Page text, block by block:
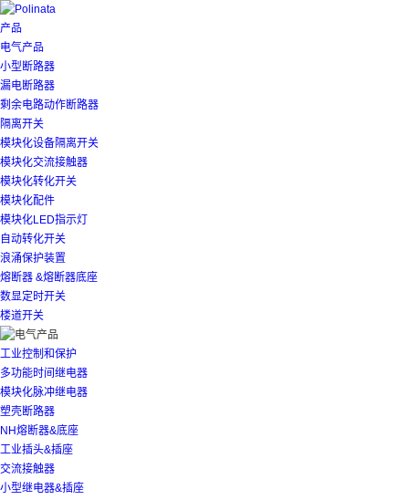
产品
电气产品
小型断路器
漏电断路器
剩余电路动作断路器
隔离开关
模块化设备隔离开关
模块化交流接触器
模块化转化开关
模块化配件
模块化LED指示灯
自动转化开关
浪涌保护装置
熔断器 &熔断器底座
数显定时开关
楼道开关
工业控制和保护
多功能时间继电器
模块化脉冲继电器
塑壳断路器
NH熔断器&底座
工业插头&插座
交流接触器
小型继电器&插座